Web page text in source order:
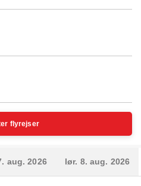
flyrejser
aug. 2026 lør. 8. aug. 2026